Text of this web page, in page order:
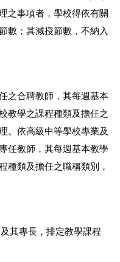
之事項者，學校得依有關
數；其減授節數，不納入
之合聘教師，其每週基本
教學之課程種類及擔任之
。依高級中等學校專業及
任教師，其每週基本教學
種類及擔任之職稱類別，
其專長，排定教學課程